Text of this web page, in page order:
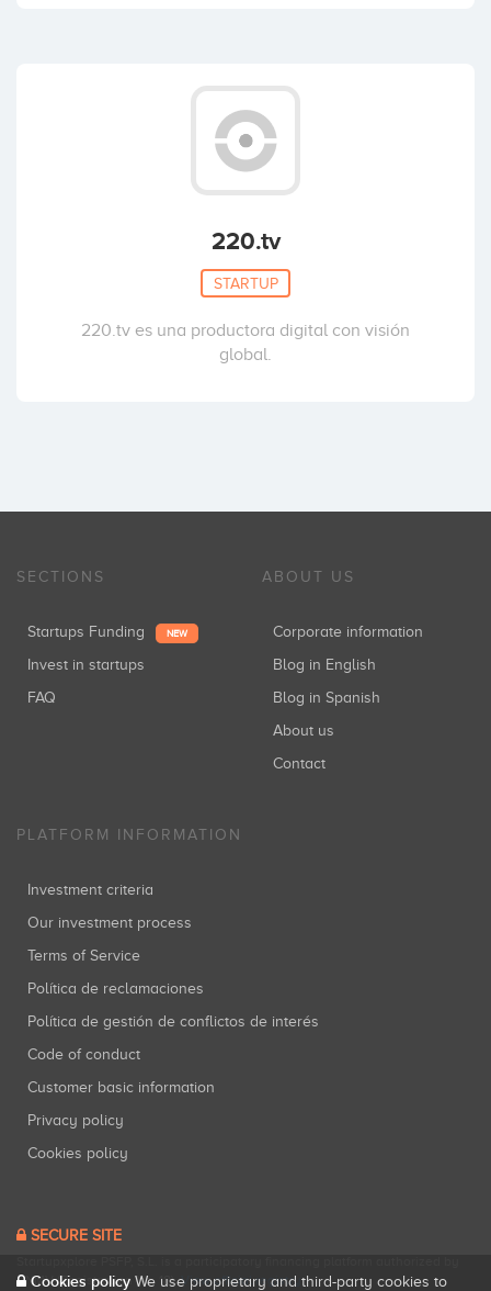
220.tv
STARTUP
220.tv es una productora digital con visión
global.
SECTIONS
Startups Funding NEW
Invest in startups
FAQ
ABOUT US
Corporate information
Blog in English
Blog in Spanish
About us
Contact
PLATFORM INFORMATION
Investment criteria
Our investment process
Terms of Service
Política de reclamaciones
Política de gestión de conflictos de interés
Code of conduct
Customer basic information
Privacy policy
Cookies policy
SECURE SITE
CNMV (Registration No. 18).View official registry .
Cookies policy We use proprietary and third-party cookies to